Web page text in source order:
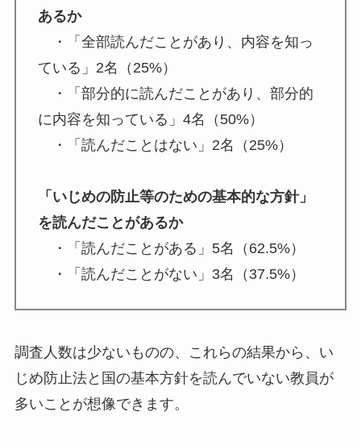
あるか
・「全部読んだことがあり、内容を知っ
ている」2名（25%）
・「部分的に読んだことがあり、部分的
に内容を知っている」4名（50%）
・「読んだことはない」2名（25%）
「いじめの防止等のための基本的な方針」
を読んだことがあるか
・「読んだことがある」5名（62.5%）
・「読んだことがない」3名（37.5%）
調査人数は少ないものの、これらの結果から、い
じめ防止法と国の基本方針を読んでいない教員が
多いことが想像できます。